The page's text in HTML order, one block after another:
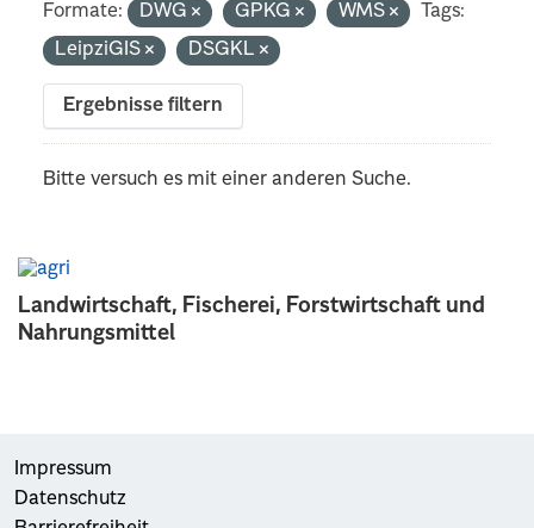
Landwirtschaft, Fischerei, Forstwirtschaft und
Nahrungsmittel
Formate: DWG GPKG WMS
Tags:
LeipziGIS
DSGKL
Ergebnisse filtern
Bitte versuch es mit einer anderen Suche.
Impressum
Datenschutz